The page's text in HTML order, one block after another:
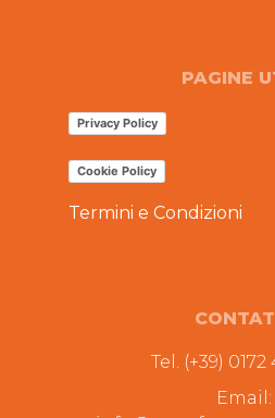
PAGINE
Privacy Policy
Cookie Policy
Termini e Condizioni
Tel. (+39)
Email: